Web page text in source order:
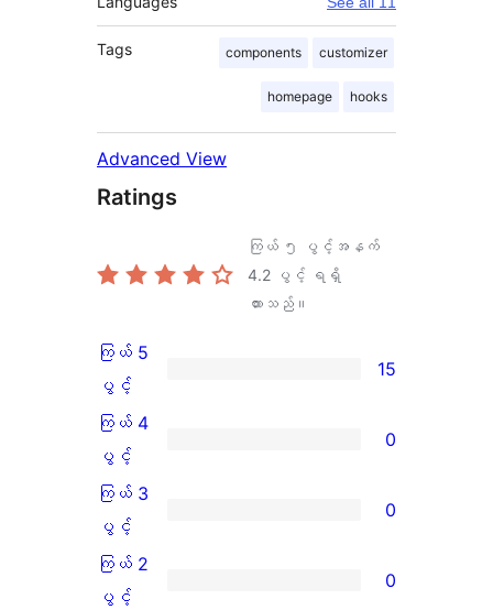
Tags components customizer
homepage hooks
Advanced View
Ratings
ကြယ် ၅ ပွင့်အနက်
4.2 ပွင့် ရရှိ
ထားသည်။
ကြယ်
5
ပွင့်
အဆင့်
သုံးသပ်
ကြယ် 5
ပွင့်
15
ကြယ်
4
ပွင့်
အဆင့်
သုံးသပ်
ကြယ် 4
ပွင့်
0
ကြယ်
3
ပွင့်
ကြယ် 3
ပွင့်
0
ကြယ်
ကြယ် 2
ပွင့်
0